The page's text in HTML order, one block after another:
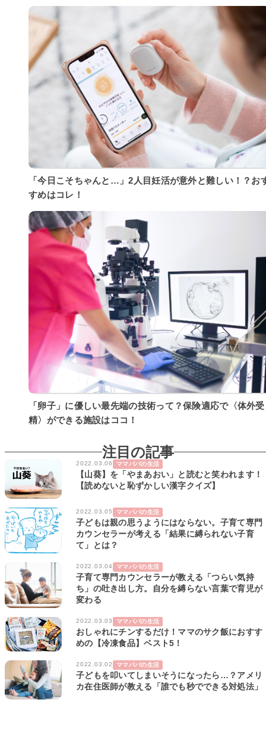
「今日こそちゃんと…」2人目妊活が意外と難しい！？お
すめはコレ！
「卵子」に優しい最先端の技術って？保険適応で〈体外受
精〉ができる施設はココ！
注目の記事
2022.03.06 ママパパの生活
【山葵】を「やまあおい」と読むと笑われます！
【読めないと恥ずかしい漢字クイズ】
2022.03.05 ママパパの生活
子どもは親の思うようにはならない。子育て専門
カウンセラーが考える「結果に縛られない子育
て」とは？
2022.03.04 ママパパの生活
子育て専門カウンセラーが教える「つらい気持
ち」の吐き出し方。自分を縛らない言葉で育児が
変わる
2022.03.03 ママパパの生活
おしゃれにチンするだけ！ママのサク飯におすす
めの【冷凍食品】ベスト5！
2022.03.02 ママパパの生活
子どもを叩いてしまいそうになったら…？アメリ
カ在住医師が教える「誰でも秒でできる対処法」